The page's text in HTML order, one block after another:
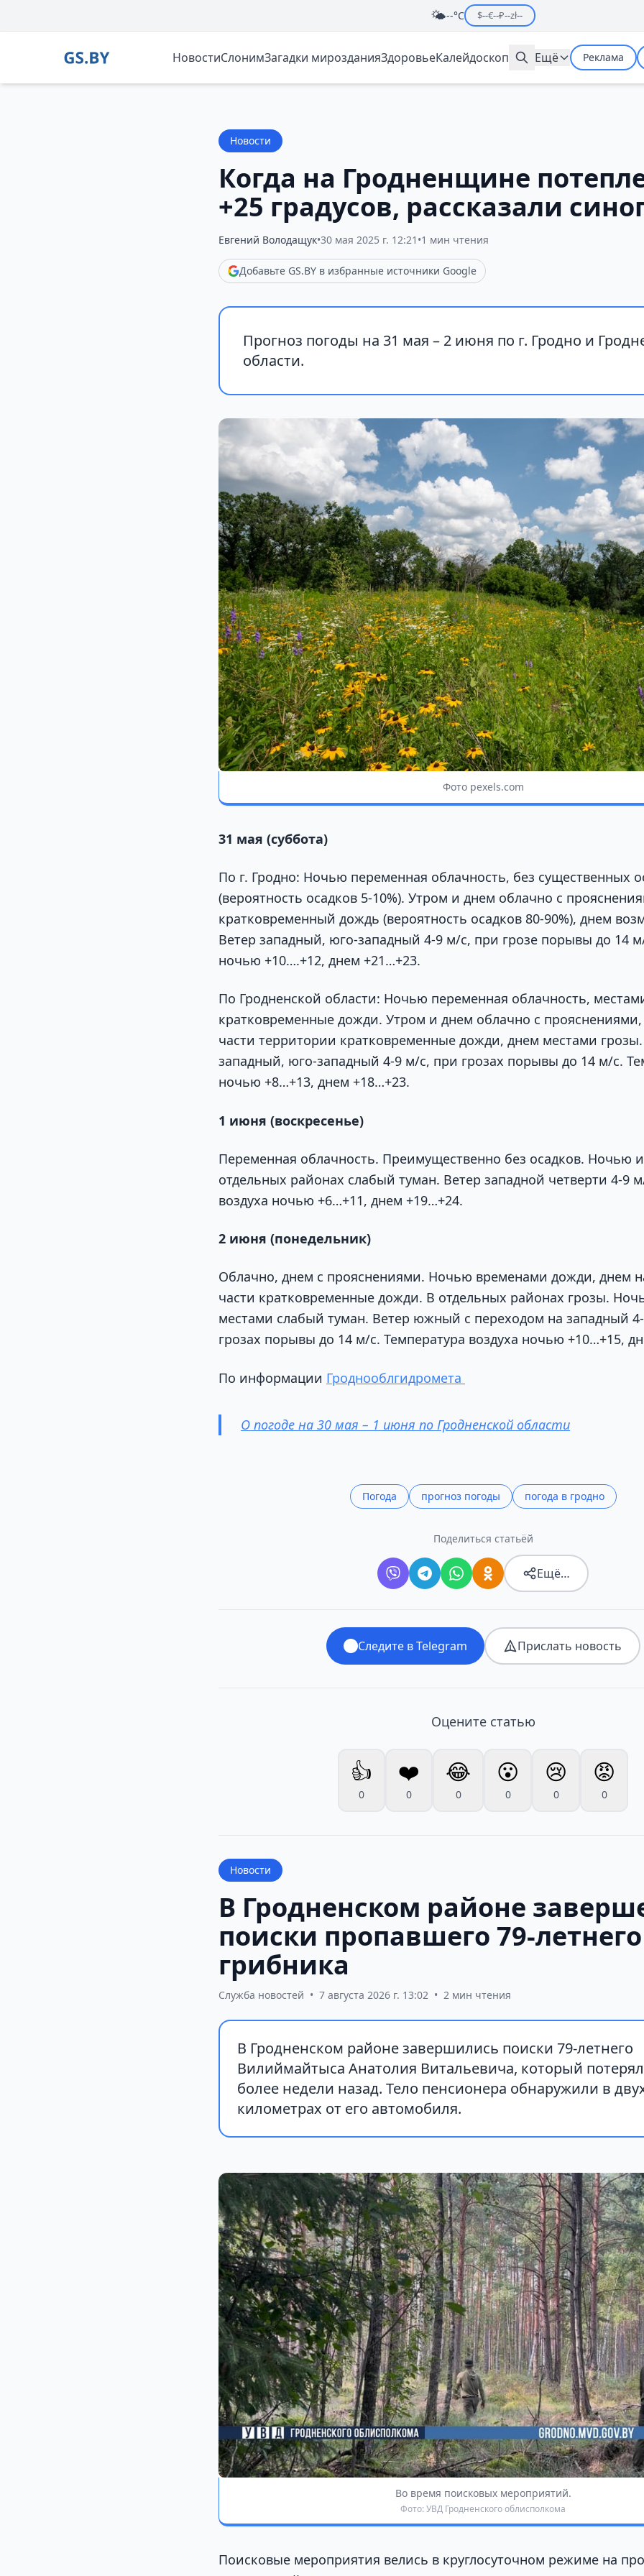
🌤️--°C $--€--₽--zł--
НовостиСлонимЗагадки мирозданияЗдоровьеКалейдоскоп Ещё Реклама
Новости
Когда на Гродненщине
+25 градусов, рассказали
Евгений Володащук•30 мая 2025 г. 12:21 •1 мин чтения
Добавьте GS.BY в избранные источники Google
Прогноз погоды на 31 мая – 2 июня по г. Гродно и
области.
Фото pexels.com
31 мая (суббота)
По г. Гродно: Ночью переменная облачность, без существенных
(вероятность осадков 5-10%). Утром и днем облачно с
кратковременный дождь (вероятность осадков 80-90%), днем
Ветер западный, юго-западный 4-9 м/с, при грозе порывы до 14
ночью +10….+12, днем +21…+23.
По Гродненской области: Ночью переменная облачность,
кратковременные дожди. Утром и днем облачно с
части территории кратковременные дожди, днем местами
западный, юго-западный 4-9 м/с, при грозах порывы до 14 м/с.
ночью +8…+13, днем +18…+23.
1 июня (воскресенье)
Переменная облачность. Преимущественно без осадков. Ночью
отдельных районах слабый туман. Ветер западной четверти 4-9
воздуха ночью +6…+11, днем +19…+24.
2 июня (понедельник)
Облачно, днем с прояснениями. Ночью временами дожди, днем
части кратковременные дожди. В отдельных районах грозы.
местами слабый туман. Ветер южный с переходом на западный
грозах порывы до 14 м/с. Температура воздуха ночью +10…+15,
По информации Гроднооблгидромета
О погоде на 30 мая – 1 июня по Гродненской области
Погода прогноз погоды погода в гродно
Поделиться статьёй
Ещё…
Следите в Telegram Прислать новость
Оцените статью
👍
0
❤️
0
😂
0
😮
0
😢
0
😡
0
Новости
В Гродненском районе
поиски пропавшего 79-летнего
грибника
Служба новостей • 7 августа 2026 г. 13:02 • 2 мин чтения
В Гродненском районе завершились поиски 79-летнего
Вилиймайтыса Анатолия Витальевича, который
более недели назад. Тело пенсионера обнаружили в
километрах от его автомобиля.
Во время поисковых мероприятий.
Фото: УВД Гродненского облисполкома
Поисковые мероприятия велись в круглосуточном режиме на